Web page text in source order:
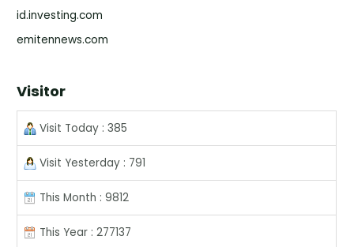
id.investing.com
emitennews.com
Visitor
Visit Today : 385
Visit Yesterday : 791
This Month : 9812
This Year : 277137